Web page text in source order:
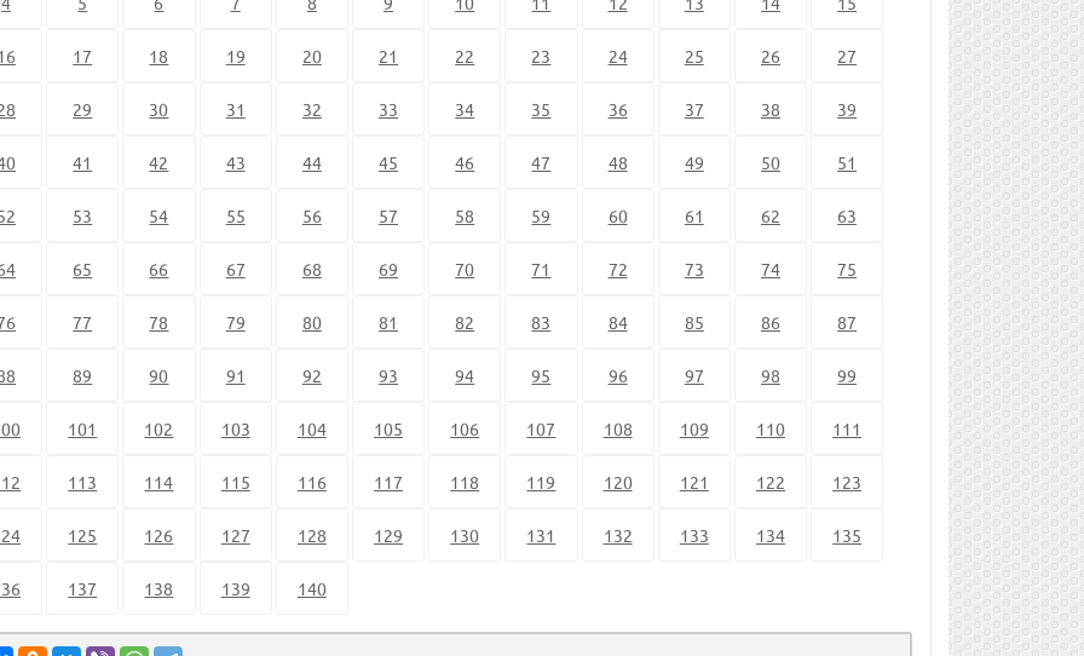
17 18 19 20 21 22 23 24 25 26 27
29 30 31 32 33 34 35 36 37 38 39
41 42 43 44 45 46 47 48 49 50 51
53 54 55 56 57 58 59 60 61 62 63
65 66 67 68 69 70 71 72 73 74 75
77 78 79 80 81 82 83 84 85 86 87
89 90 91 92 93 94 95 96 97 98 99
101 102 103 104 105 106 107 108 109 110 111
113 114 115 116 117 118 119 120 121 122 123
125 126 127 128 129 130 131 132 133 134 135
137 138 139 140